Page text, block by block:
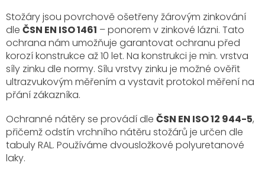
Stožáry jsou povrchově ošetřeny žárovým zinkování
dle ČSN EN ISO 1461 – ponorem v zinkové lázni. Tato
ochrana nám umožňuje garantovat ochranu před
korozí konstrukce až 10 let. Na konstrukci je min. vrstva
síly zinku dle normy. Sílu vrstvy zinku je možné ověřit
ultrazvukovým měřením a vystavit protokol měření na
přání zákazníka.
Ochranné nátěry se provádí dle ČSN EN ISO 12 944-5,
přičemž odstín vrchního nátěru stožárů je určen dle
tabuly RAL. Používáme dvousložkové polyuretanové
laky.